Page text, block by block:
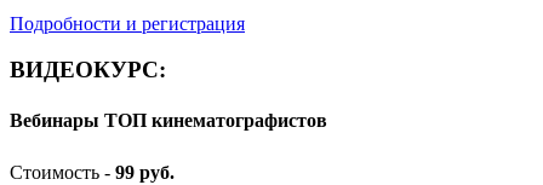
Подробности и регистрация
ВИДЕОКУРС:
Вебинары ТОП кинематографистов
Стоимость - 99 руб.